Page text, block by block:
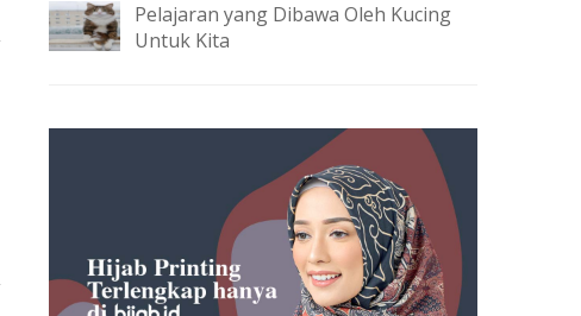
Pelajaran yang Dibawa Oleh Kucing
Untuk Kita